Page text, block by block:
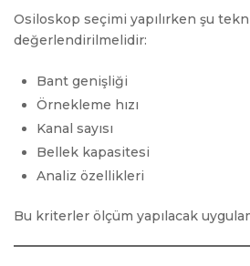
Osiloskop seçimi yapılırken şu
değerlendirilmelidir:
Bant genişliği
Örnekleme hızı
Kanal sayısı
Bellek kapasitesi
Analiz özellikleri
Bu kriterler ölçüm yapılacak